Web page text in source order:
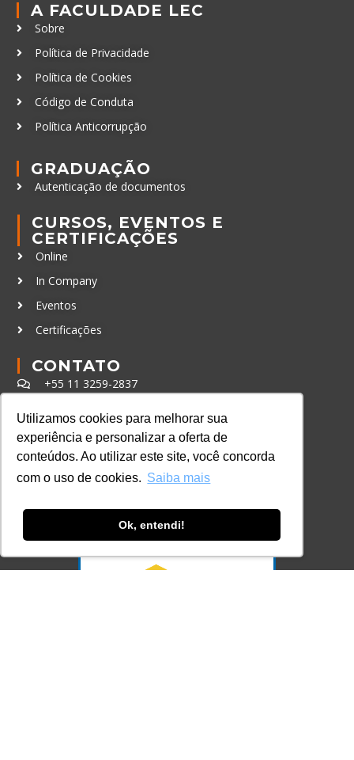
Utilizamos cookies para melhorar sua
experiência e personalizar a oferta de
conteúdos. Ao utilizar este site, você concorda
com o uso de cookies. Saiba mais
Ok, entendi!
A FACULDADE LEC
Sobre
Política de Privacidade
Política de Cookies
Código de Conduta
Política Anticorrupção
GRADUAÇÃO
Autenticação de documentos
CURSOS, EVENTOS E
CERTIFICAÇÕES
Online
In Company
Eventos
Certificações
CONTATO
+55 11 3259-2837
contato@lec.com.br
Ferramenta Antifraude
Consulte aqui o cadastro da Instituição no